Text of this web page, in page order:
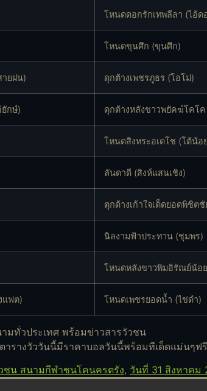
โหนดดอกรักเทพลีลา (ไอ้ด
โหนดขุนศึก (ขุนศึก)
ยฝน) ดุกต้างเพชรภูธร (โอโม่)
กษ์) ดุกต้างหลังขาวพยัคฆ์โคโค
โหนดสิงหระอเดโช (โต้น้อ
ลันดาดี (สิงห์แสนเชิง)
ตุกด้างเก้าใจเด็ดยอดพิชิตชั
นิลงามฟ้าประทาน (ชุมพร)
โหนดหลังขาวพิมอิรัณย์น้อ
แฟต) โหนดเพชรยอดน้ำ (ไข่ดำ)
ทั่วประเทศ พร้อมข่าวสารวัวชน
างวัววันนี้มีราคาบอลวันนี้พร้อมทีเด็ดแม่นๆฟ
วชน สนามกีฬาชนโคนครตรัง, วันที่ 31 สิงหาคม